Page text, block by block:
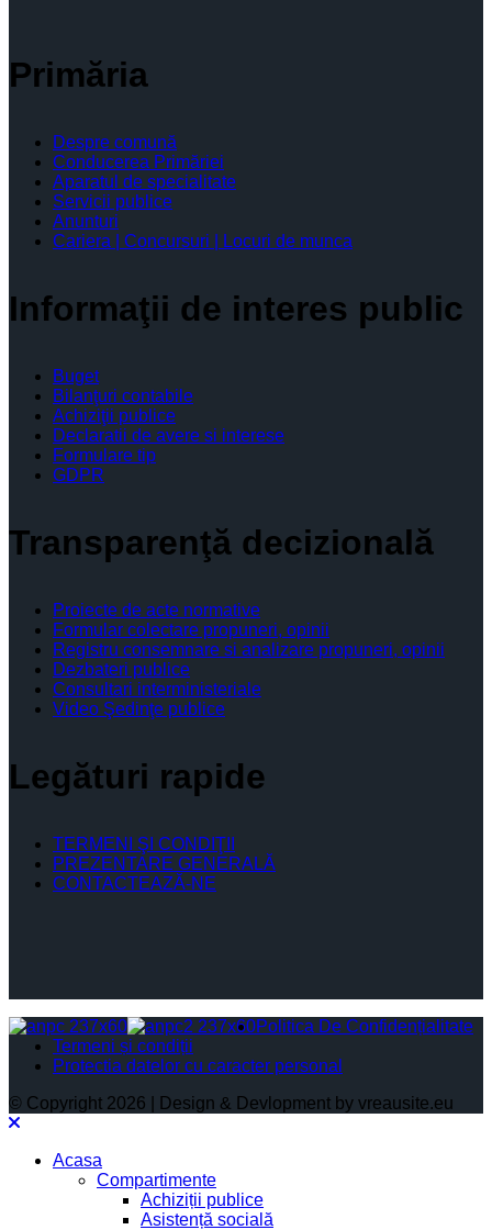
Primăria
Despre comună
Conducerea Primăriei
Aparatul de specialitate
Servicii publice
Anunturi
Cariera | Concursuri | Locuri de munca
Informaţii de interes public
Buget
Bilanţuri contabile
Achiziţii publice
Declaratii de avere si interese
Formulare tip
GDPR
Transparenţă decizională
Proiecte de acte normative
Formular colectare propuneri, opinii
Registru consemnare si analizare propuneri, opinii
Dezbateri publice
Consultari interministeriale
Video Şedinţe publice
Legături rapide
TERMENI ŞI CONDIŢII
PREZENTARE GENERALĂ
CONTACTEAZĂ-NE
Politica De Confidențialitate
Termeni și condiții
Protectia datelor cu caracter personal
© Copyright 2026 | Design & Devlopment by vreausite.eu
Acasa
Compartimente
Achiziții publice
Asistență socială